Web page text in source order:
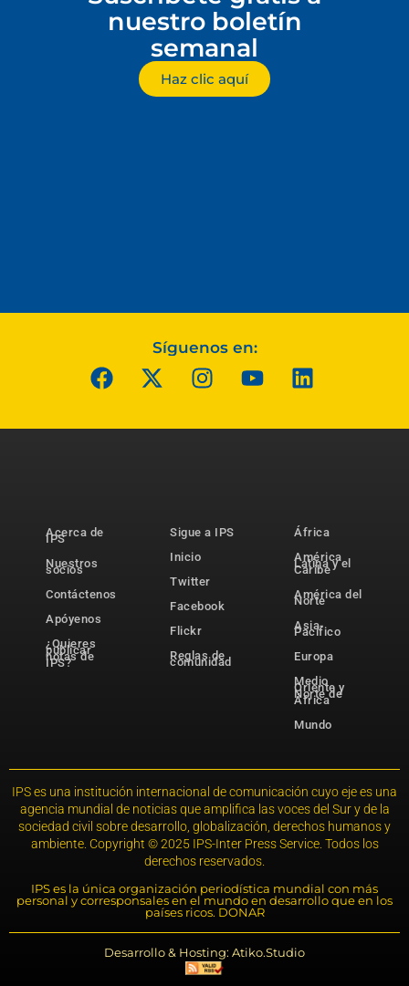
nuestro boletín
semanal
Haz clic aquí
Síguenos en:
Acerca de
IPS
Nuestros
socios
Contáctenos
Apóyenos
¿Quieres
publicar
notas de
IPS?
Sigue a IPS
Inicio
Twitter
Facebook
Flickr
Reglas de
comunidad
África
América
Latina y el
Caribe
América del
Norte
Asia-
Pacífico
Europa
Medio
Oriente y
Norte de
África
Mundo
IPS es una institución internacional de comunicación cuyo eje es una
agencia mundial de noticias que amplifica las voces del Sur y de la
sociedad civil sobre desarrollo, globalización, derechos humanos y
ambiente. Copyright © 2025 IPS-Inter Press Service. Todos los
derechos reservados.
IPS es la única organización periodística mundial con más
personal y corresponsales en el mundo en desarrollo que en los
países ricos. DONAR
Desarrollo & Hosting: Atiko.Studio